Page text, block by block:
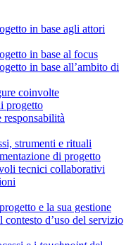
in base agli attori
in base al focus
in base all’ambito di
coinvolte
progetto
strumenti e rituali
di progetto
tecnici collaborativi
e la sua gestione
d’uso del servizio